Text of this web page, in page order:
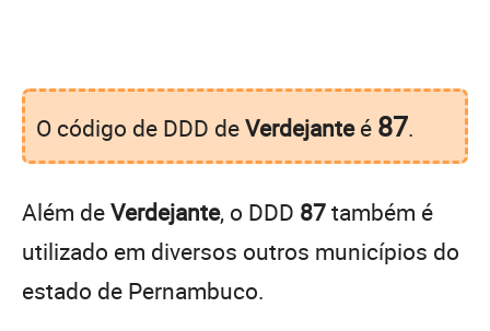
O código de DDD deVerdejanteé 87.
Além deVerdejante, o DDD 87também é
utilizado em diversos outros municípios do
estado de Pernambuco.